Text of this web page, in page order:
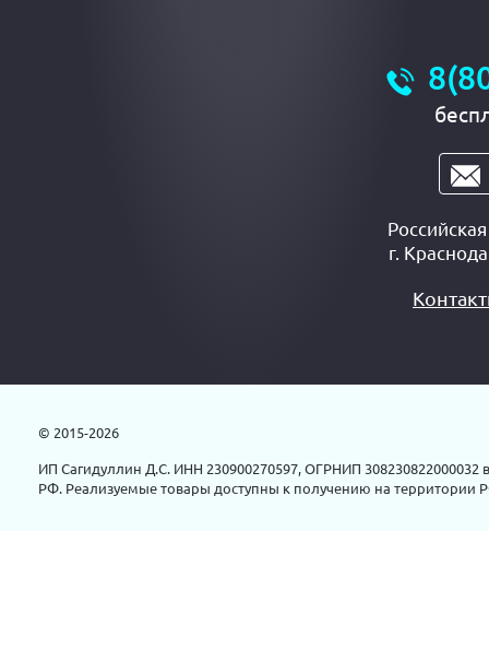
г.
© 2015-2026
ИП Сагидуллин Д.С. ИНН 230900270597, ОГРНИП 308230822000032
РФ. Реализуемые товары доступны к получению на территории